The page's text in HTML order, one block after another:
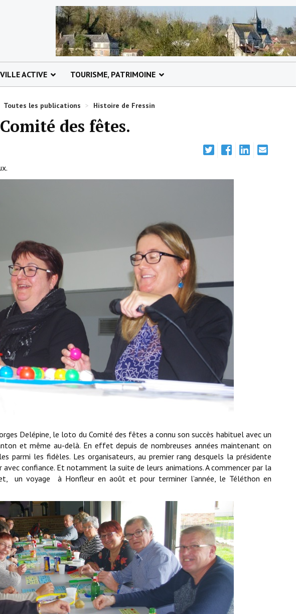
VILLE ACTIVE TOURISME, PATRIMOINE
Toutes les publications > Histoire de Fressin
des fêtes.
Delépine, le loto du Comité des fêtes a connu son succès habituel avec un
et même au-delà. En effet depuis de nombreuses années maintenant on
parmi les fidèles. Les organisateurs, au premier rang desquels la présidente
avec confiance. Et notamment la suite de leurs animations. A commencer par la
un voyage à Honfleur en août et pour terminer l’année, le Téléthon en